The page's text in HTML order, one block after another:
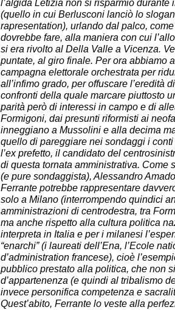
l’algida Letizia non si risparmiò durante
(quello in cui Berlusconi lanciò lo
rapresentation), urlando dal palco,
dovrebbe fare, alla maniera con cui
si era rivolto al Della Valle a Vicenza.
puntate, al giro finale. Per ora abbiamo
campagna elettorale orchestrata per
all’infimo grado, per offuscare l’eredità
confronti della quale marcare piuttosto
parità però di interessi in campo e di
Formigoni, dai presunti riformisti ai
inneggiano a Mussolini e alla decima
quello di pareggiare nei sondaggi i
l’ex prefetto, il candidato del
di questa tornata amministrativa. Come
(e pure sondaggista), Alessandro
Ferrante potrebbe rappresentare
solo a Milano (interrompendo quindici
amministrazioni di centrodestra, tra
ma anche rispetto alla cultura politica
interpreta in Italia e per i milanesi
“enarchi” (i laureati dell’Ena, l’Ecole
d’administration francese), cioè
pubblico prestato alla politica, che non
d’appartenenza (e quindi al tribalismo
invece personifica competenza e
Quest’abito, Ferrante lo veste alla